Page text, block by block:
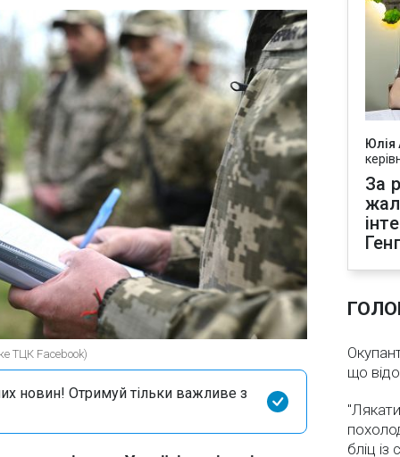
ТЦК Facebook)
новин! Отримуй тільки важливе з
Юлія
За
що
бліц